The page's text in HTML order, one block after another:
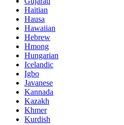
Haitian
Hausa
Hawaiian
Hebrew
Hmong
Hungarian
Icelandic
Igbo
Javanese
Kannada
Kazakh
Khmer
Kurdish